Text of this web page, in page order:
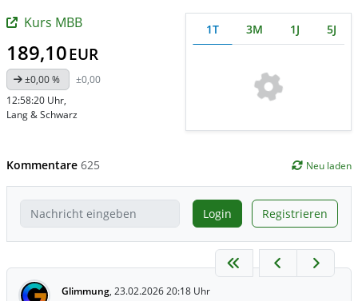
Kurs MBB
189,10EUR
±0,00 %
±0,00
12:58:20 Uhr,
Lang & Schwarz
1T 3M 1J 5J
Kommentare 625 Neu laden
Login Registrieren
Glimmung, 23.02.2026 20:18 Uhr